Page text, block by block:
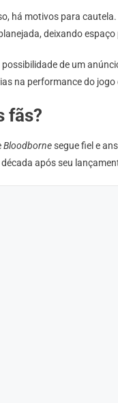
há motivos para
deixando
de um
na performance do
fãs?
Bloodbornesegue fiel e
após seu